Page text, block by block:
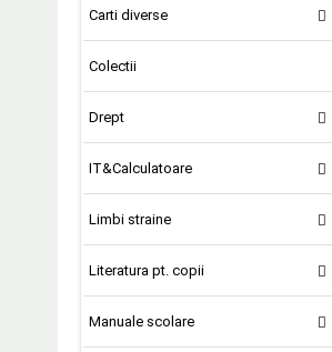
Carti diverse
Colectii
Drept
IT&Calculatoare
Limbi straine
Literatura pt. copii
Manuale scolare